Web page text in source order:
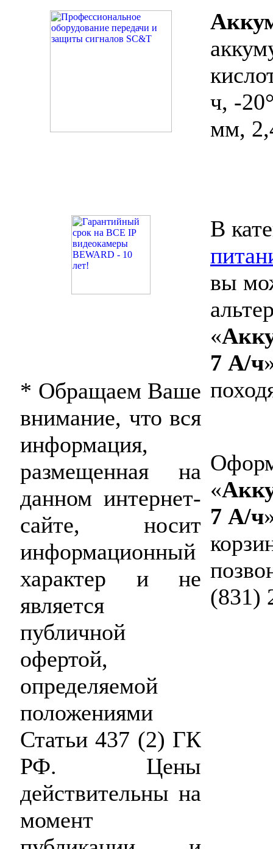
* Обращаем Ваше
внимание, что вся
информация,
размещенная на
данном интернет-
сайте, носит
информационный
характер и не
является
публичной
офертой,
определяемой
положениями
Статьи 437 (2) ГК
РФ. Цены
действительны на
момент
ч, -
мм,
В
вы
«
7 А/ч
«
7 А/ч
(831)